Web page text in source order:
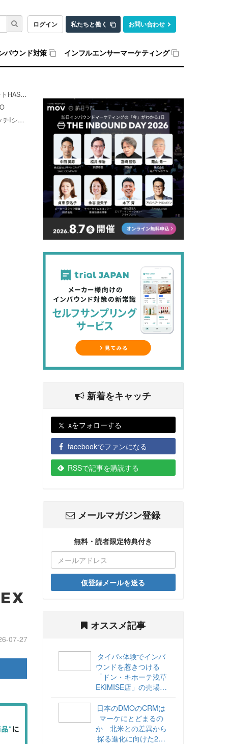
ログイン 私たちと働く お問い合わせ
バウンド対策 インフルエンサーマーケティング
ートEXO
EXO
07-27
新着をキャッチ
xをフォローする
facebookでファンになる
RSSで記事を購読する
メールマガジン登録
無料・読者限定特典付き
仮登録メールを送る
オススメ記事
タイパ×体験でインバ
ウンドを惹きつける
「ドン・キホーテ浅草
EKIMISE店」の売場づ
日本のDMOのCRMは
マーケにとどまるの
か 北米との差異から
探る進化に向けた2ス